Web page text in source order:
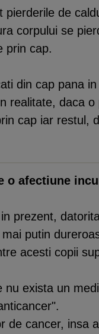
de
corpului se
prin cap.
din cap pana
realitate, daca
cap iar restul,
o afectiune
prezent,
putin
acesti copii
exista un
cancer, insa